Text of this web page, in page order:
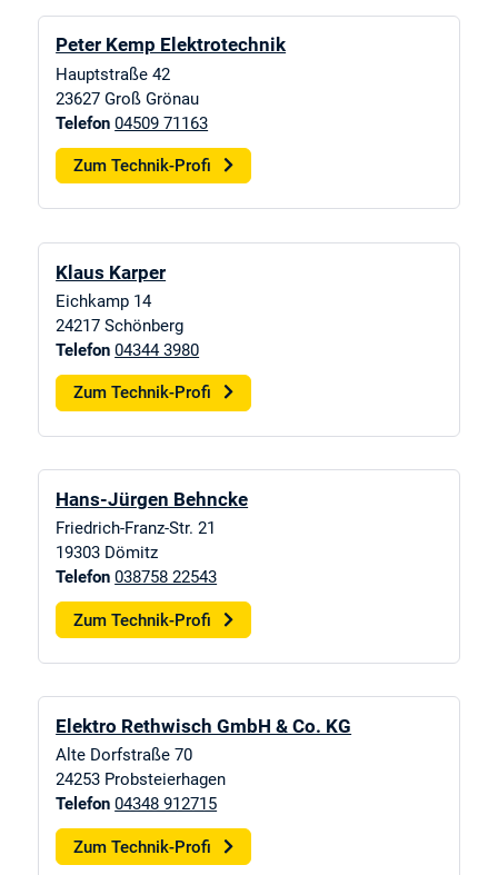
Peter Kemp Elektrotechnik
Hauptstraße 42
23627 Groß Grönau
Telefon 04509 71163
Zum Technik-Profi
Klaus Karper
Eichkamp 14
24217 Schönberg
Telefon 04344 3980
Zum Technik-Profi
Hans-Jürgen Behncke
Friedrich-Franz-Str. 21
19303 Dömitz
Telefon 038758 22543
Zum Technik-Profi
Elektro Rethwisch GmbH & Co. KG
Alte Dorfstraße 70
24253 Probsteierhagen
Telefon 04348 912715
Zum Technik-Profi